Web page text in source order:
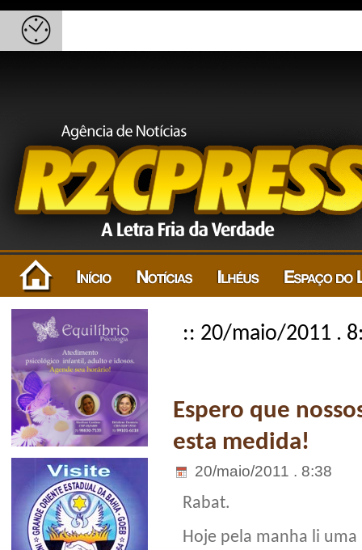
:: 20/maio/2011 .
Espero que
esta medida!
20/maio/2011 . 8:38
Rabat.
Hoje pela manha li